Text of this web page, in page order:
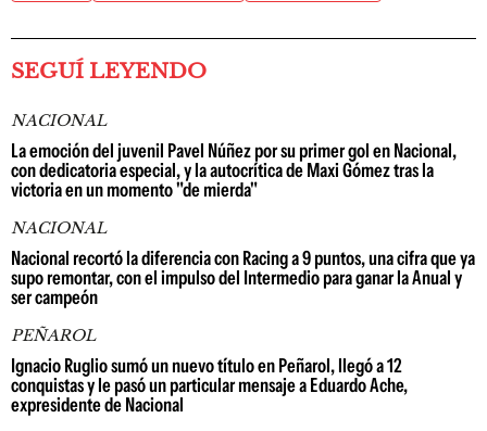
SEGUÍ LEYENDO
NACIONAL
La emoción del juvenil Pavel Núñez por su primer gol en Nacional,
con dedicatoria especial, y la autocrítica de Maxi Gómez tras la
victoria en un momento "de mierda"
NACIONAL
Nacional recortó la diferencia con Racing a 9 puntos, una cifra que ya
supo remontar, con el impulso del Intermedio para ganar la Anual y
ser campeón
PEÑAROL
Ignacio Ruglio sumó un nuevo título en Peñarol, llegó a 12
conquistas y le pasó un particular mensaje a Eduardo Ache,
expresidente de Nacional